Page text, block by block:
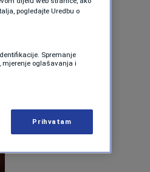
pogledajte Uredbu o
Spremanje
oglašavanja i
Prihvatam